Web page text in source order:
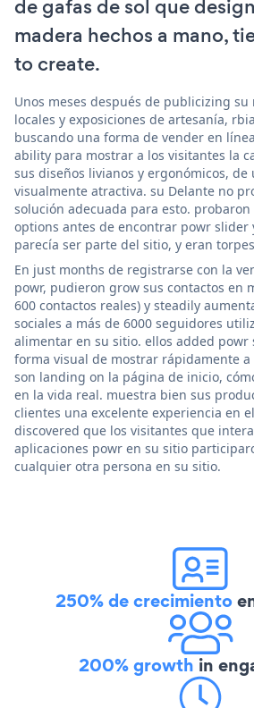
de gafas de sol que
madera hechos a mano,
to create.
Unos meses después de publicizing su
locales y exposiciones de artesanía,
buscando una forma de vender en
ability para mostrar a los visitantes la
sus diseños livianos y ergonómicos, de
visualmente atractiva. su Delante no
solución adecuada para esto.
options antes de encontrar powr slider
parecía ser parte del sitio, y eran
En just months de registrarse con la
powr, pudieron grow sus contactos en
600 contactos reales) y steadily
sociales a más de 6000 seguidores
alimentar en su sitio. ellos added powr
forma visual de mostrar rápidamente a
son landing on la página de inicio,
en la vida real. muestra bien sus
clientes una excelente experiencia en
discovered que los visitantes que
aplicaciones powr en su sitio
cualquier otra persona en su sitio.
250% de crecimiento
200% growth in